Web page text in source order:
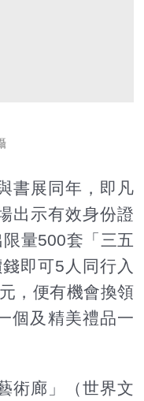
書展同年，即凡
出示有效身份證
量500套「三五
即可5人同行入
，便有機會換領
個及精美禮品一
術廊」（世界文